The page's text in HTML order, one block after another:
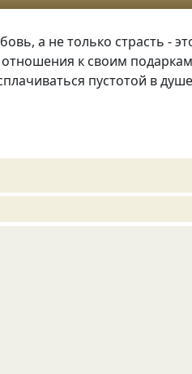
а не только страсть -
к своим
пустотой в